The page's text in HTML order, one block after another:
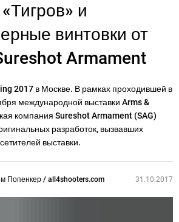
IT
и
винтовки от
Armament
2017 в Москве. В рамках проходившей в
международной выставки Arms &
компания Sureshot Armament (SAG)
разработок, вызвавших
выставки.
Попенкер / all4shooters.com 31.10.2017